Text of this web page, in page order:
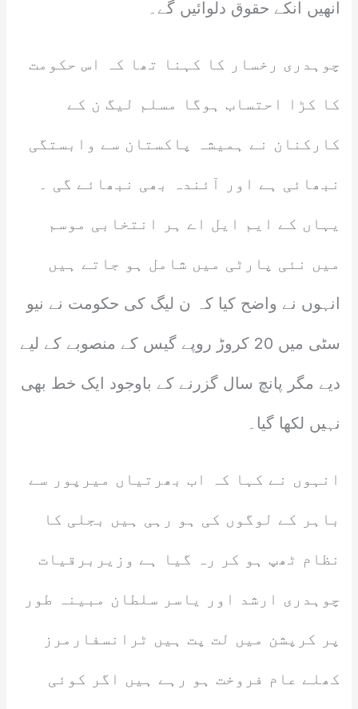
انھیں انکے حقوق دلوائیں گے۔
چوہدری رخسار کا کہنا تھا کہ اس حکومت
کا کڑا احتساب ہوگا مسلم لیگ ن کے
کارکنان نے ہمیشہ پاکستان سے وابستگی
نبھائی ہے اور آئندہ بھی نبھائے گی ۔
یہاں کے ایم ایل اے ہر انتخابی موسم
میں نئی پارٹی میں شامل ہو جاتے ہیں
انہوں نے واضح کیا کہ ن لیگ کی حکومت نے نیو
سٹی میں 20 کروڑ روپے گیس کے منصوبے کے لیے
دیے مگر پانچ سال گزرنے کے باوجود ایک خط بھی
نہیں لکھا گیا۔
انہوں نے کہا کہ اب بھرتیاں میرپور سے
باہر کے لوگوں کی ہو رہی ہیں بجلی کا
نظام ٹھپ ہو کر رہ گیا ہے وزیربرقیات
چوہدری ارشد اور یاسر سلطان مبینہ طور
پر کرپشن میں لت پت ہیں ٹرانسفارمرز
کھلے عام فروخت ہو رہے ہیں اگر کوئی